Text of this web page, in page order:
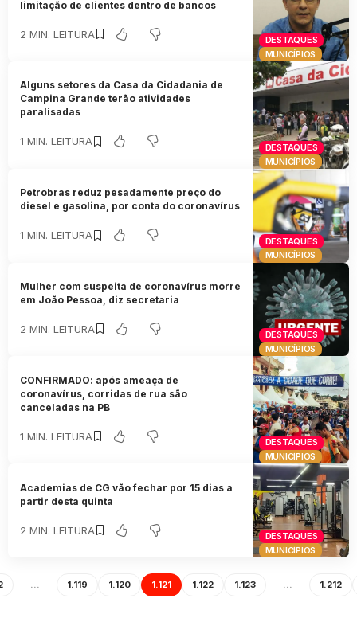
DESTAQUES
MUNICÍPIOS
limitação de clientes dentro de bancos
2 MIN. LEITURA
DESTAQUES
MUNICÍPIOS
Alguns setores da Casa da Cidadania de
Campina Grande terão atividades
paralisadas
1 MIN. LEITURA
DESTAQUES
MUNICÍPIOS
Petrobras reduz pesadamente preço do
diesel e gasolina, por conta do coronavírus
1 MIN. LEITURA
DESTAQUES
MUNICÍPIOS
Mulher com suspeita de coronavírus morre
em João Pessoa, diz secretaria
2 MIN. LEITURA
DESTAQUES
MUNICÍPIOS
CONFIRMADO: após ameaça de
coronavírus, corridas de rua são
canceladas na PB
1 MIN. LEITURA
DESTAQUES
MUNICÍPIOS
Academias de CG vão fechar por 15 dias a
partir desta quinta
2 MIN. LEITURA
… 1.119 1.120 1.121 1.122 1.123 … 1.212